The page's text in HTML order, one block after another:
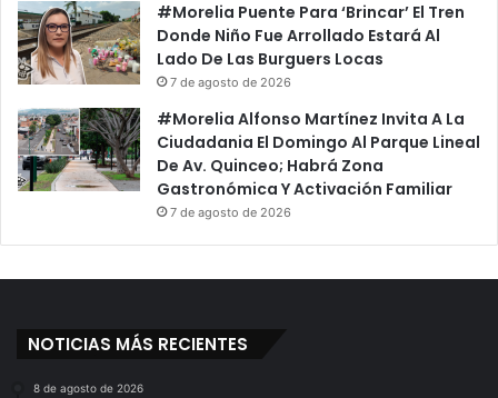
#Morelia Puente Para ‘Brincar’ El Tren
Donde Niño Fue Arrollado Estará Al
Lado De Las Burguers Locas
7 de agosto de 2026
#Morelia Alfonso Martínez Invita A La
Ciudadania El Domingo Al Parque Lineal
De Av. Quinceo; Habrá Zona
Gastronómica Y Activación Familiar
7 de agosto de 2026
NOTICIAS MÁS RECIENTES
8 de agosto de 2026